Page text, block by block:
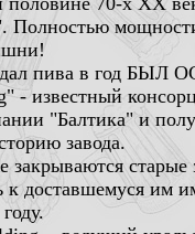
Полностью
пива в год БЫЛ
- известный
"Балтика" и
завода.
доставшемуся им